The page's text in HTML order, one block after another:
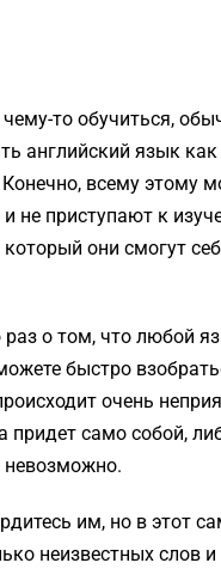
то обучиться,
английский язык
Конечно, всему этому
не приступают к
они смогут
о том, что любой
быстро
очень
само собой,
невозможно.
им, но в этот
неизвестных слов